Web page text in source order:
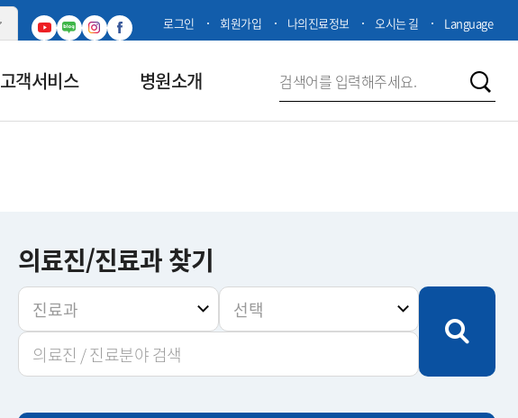
로그인 회원가입 나의진료정보 오시는 길 Language
고객서비스 병원소개
의료진/진료과 찾기